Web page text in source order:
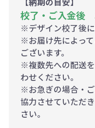
校了・ご入金後
※デザイン校了後に
※お届け先によっ
ございます。
※複数先への配送
わせください。
※お急ぎの場合・
協力させていただ
さい。